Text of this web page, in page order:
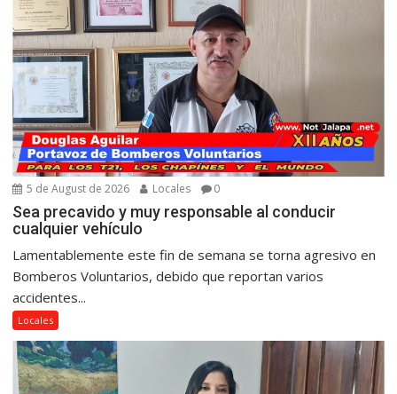
5 de August de 2026 Locales 0
Sea precavido y muy responsable al conducir
cualquier vehículo
Lamentablemente este fin de semana se torna agresivo en
Bomberos Voluntarios, debido que reportan varios
accidentes...
Locales